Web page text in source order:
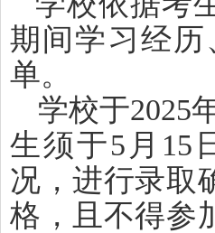
期间学习经
单。
学校于2025
生须于5月15
况，进行录取
格，且不得参